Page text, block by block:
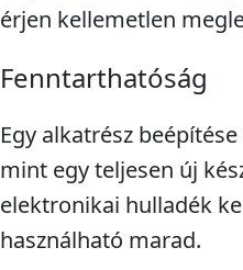
érjen kellemetlen
Fenntarthatóság
Egy alkatrész
mint egy teljesen új
elektronikai hulladék
használható marad.